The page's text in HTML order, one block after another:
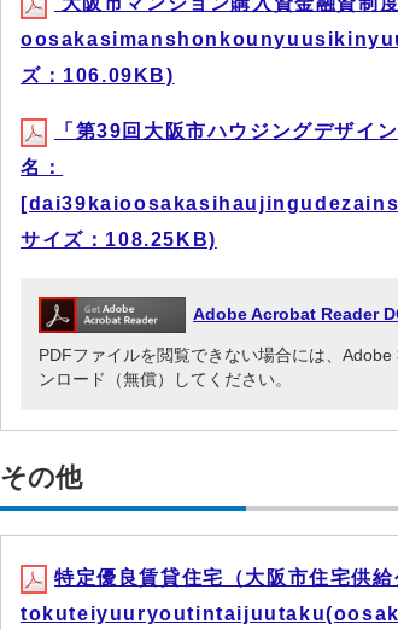
ズ：106.09KB)
「第39回大阪市ハウジングデザイ
名：
サイズ：108.25KB)
Adobe Acrobat Reader
PDFファイルを閲覧できない場合には、
ンロード（無償）してください。
その他
特定優良賃貸住宅（大阪市住宅供